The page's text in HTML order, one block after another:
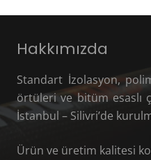
Hakkımızda
Standart İzolasyon,
örtüleri ve bitüm esaslı
İstanbul – Silivri’de
Ürün ve üretim kalitesi